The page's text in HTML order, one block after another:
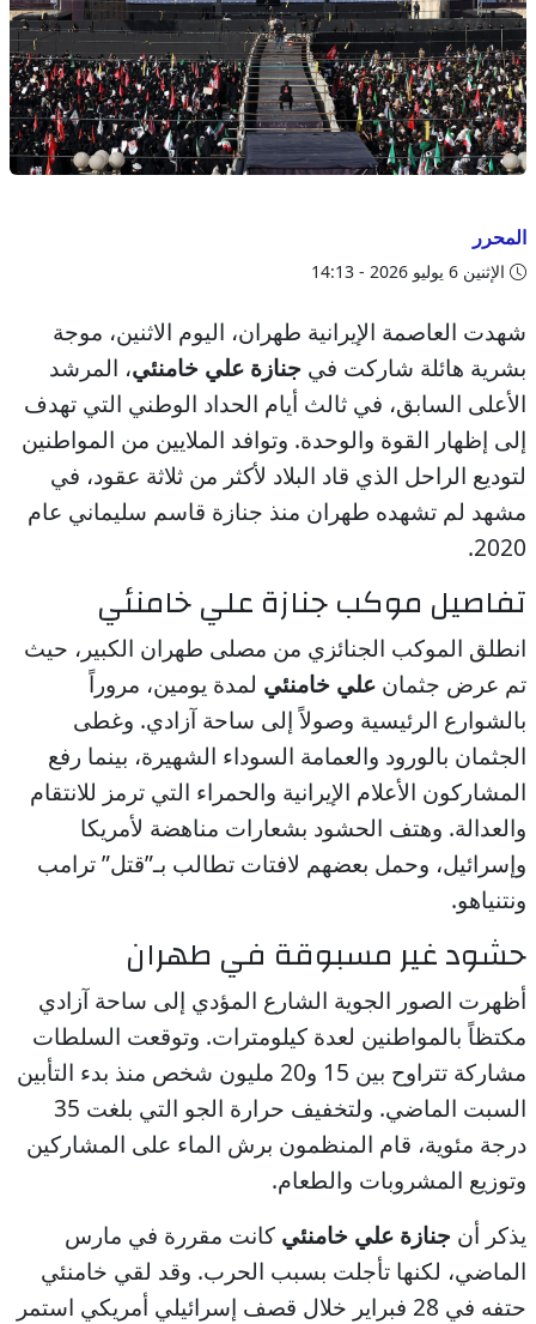
المحرر
الإثنين 6 يوليو 2026 - 14:13
شهدت العاصمة الإيرانية طهران، اليوم الاثنين، موجة
بشرية هائلة شاركت في جنازة علي خامنئي، المرشد
الأعلى السابق، في ثالث أيام الحداد الوطني التي تهدف
إلى إظهار القوة والوحدة. وتوافد الملايين من المواطنين
لتوديع الراحل الذي قاد البلاد لأكثر من ثلاثة عقود، في
مشهد لم تشهده طهران منذ جنازة قاسم سليماني عام
2020.
تفاصيل موكب جنازة علي خامنئي
انطلق الموكب الجنائزي من مصلى طهران الكبير، حيث
تم عرض جثمان علي خامنئي لمدة يومين، مروراً
بالشوارع الرئيسية وصولاً إلى ساحة آزادي. وغطى
الجثمان بالورود والعمامة السوداء الشهيرة، بينما رفع
المشاركون الأعلام الإيرانية والحمراء التي ترمز للانتقام
والعدالة. وهتف الحشود بشعارات مناهضة لأمريكا
وإسرائيل، وحمل بعضهم لافتات تطالب بـ”قتل” ترامب
ونتنياهو.
حشود غير مسبوقة في طهران
أظهرت الصور الجوية الشارع المؤدي إلى ساحة آزادي
مكتظاً بالمواطنين لعدة كيلومترات. وتوقعت السلطات
مشاركة تتراوح بين 15 و20 مليون شخص منذ بدء التأبين
السبت الماضي. ولتخفيف حرارة الجو التي بلغت 35
درجة مئوية، قام المنظمون برش الماء على المشاركين
وتوزيع المشروبات والطعام.
يذكر أن جنازة علي خامنئي كانت مقررة في مارس
الماضي، لكنها تأجلت بسبب الحرب. وقد لقي خامنئي
حتفه في 28 فبراير خلال قصف إسرائيلي أمريكي استمر